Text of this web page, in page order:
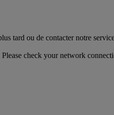
tard ou de contacter notre
check your network